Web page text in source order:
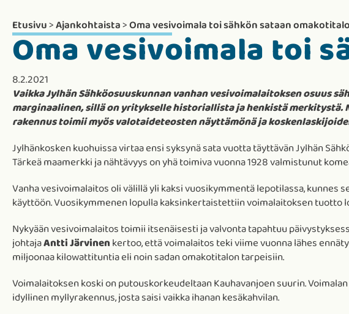
Etusivu>Ajankohtaista>Oma vesivoimala toi sähkön sataan
Oma vesivoimala toi
8.2.2021
Vaikka Jylhän Sähköosuuskunnan vanhan vesivoimalaitoksen osuus
marginaalinen, sillä on yritykselle historiallista ja henkistä merkitystä.
rakennus toimii myös valotaideteosten näyttämönä ja
Jylhänkosken kuohuissa virtaa ensi syksynä sata vuotta täyttävän Jylhän
Tärkeä maamerkki ja nähtävyys on yhä toimiva vuonna 1928 valmistunut
Vanha vesivoimalaitos oli välillä yli kaksi vuosikymmentä lepotilassa, kunnes
käyttöön. Vuosikymmenen lopulla kaksinkertaistettiin voimalaitoksen tuotto
Nykyään vesivoimalaitos toimii itsenäisesti ja valvonta tapahtuu
johtajaAntti Järvinenkertoo, että voimalaitos teki viime vuonna lähes
miljoonaa kilowattituntia eli noin sadan omakotitalon tarpeisiin.
Voimalaitoksen koski on putouskorkeudeltaan Kauhavanjoen suurin.
idyllinen myllyrakennus, josta saisi vaikka ihanan kesäkahvilan.